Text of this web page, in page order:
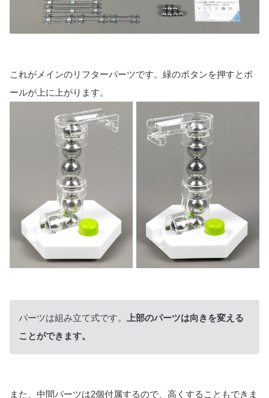
これがメインのリフターパーツです。緑のボタンを押すとボ
ールが上に上がります。
パーツは組み立て式です。
上部のパーツは向きを変える
ことができます。
また、中間パーツは2個付属するので、高くすることもできま